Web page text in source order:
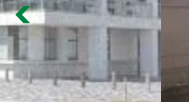
Gratis schatting
Previous